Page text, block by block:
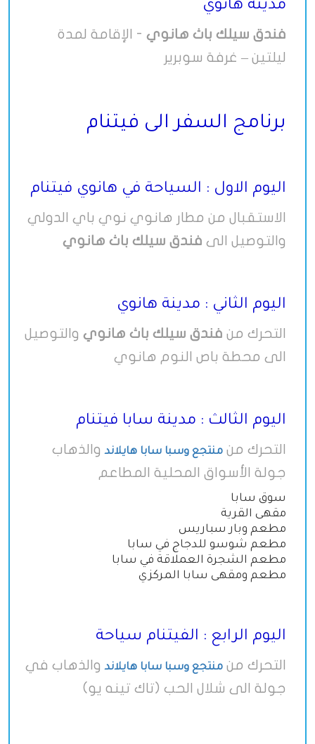
مدينة هانوي
فندق سيلك باث هانوي - الإقامة لمدة
ليلتين – غرفة سوبرير
برنامج السفر الى فيتنام
اليوم الاول : السياحة في هانوي فيتنام
الاستقبال من مطار هانوي نوي باي الدولي
والتوصيل الى فندق سيلك باث هانوي
اليوم الثاني : مدينة هانوي
التحرك من فندق سيلك باث هانوي والتوصيل
الى محطة باص النوم هانوي
اليوم الثالث : مدينة سابا فيتنام
التحرك من منتجع وسبا سابا هايلاندوالذهاب
جولة الأسواق المحلية المطاعم
سوق سابا
مقهى القرية
مطعم وبار سباريس
مطعم شوسو للدجاج في سابا
مطعم الشجرة العملاقة في سابا
مطعم ومقهى سابا المركزي
اليوم الرابع : الفيتنام سياحة
التحرك من منتجع وسبا سابا هايلاند والذهاب في
جولة الى شلال الحب (تاك تينه يو)